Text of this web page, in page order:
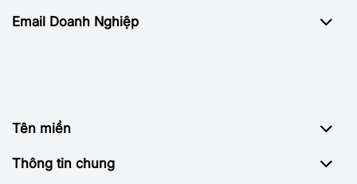
Email Doanh Nghiệp
Tên miền
Thông tin chung